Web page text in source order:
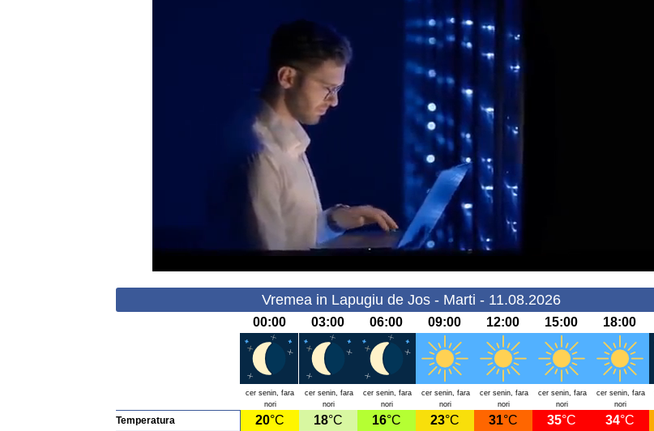
Vremea in Lapugiu de Jos - Marti - 11.08.2026
00:00 03:00 06:00 09:00 12:00 15:00 18:00
cer senin, fara
nori
cer senin, fara
nori
cer senin, fara
nori
cer senin, fara
nori
cer senin, fara
nori
cer senin, fara
nori
cer senin, fara
nori
Temperatura 20°C 18°C 16°C 23°C 31°C 35°C 34°C